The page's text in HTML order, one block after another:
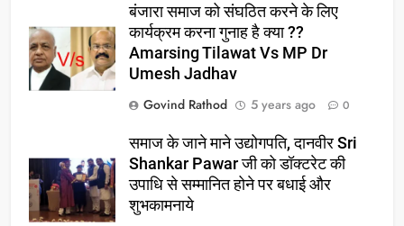
बंजारा समाज को संघठित करने के लिए
कार्यक्रम करना गुनाह है क्या ??
Amarsing Tilawat Vs MP Dr
Umesh Jadhav
Govind Rathod
5 years ago 0
समाज के जाने माने उद्योगपति, दानवीर Sri
Shankar Pawar जी को डॉक्टरेट की
उपाधि से सम्मानित होने पर बधाई और
शुभकामनाये